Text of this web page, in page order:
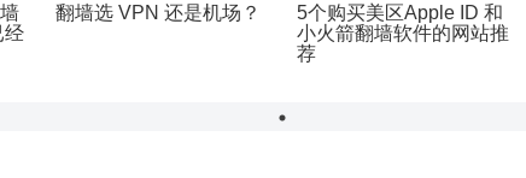
经
翻墙选 VPN 还是机场？
5个购买美区Apple ID 和
小火箭翻墙软件的网站推
荐